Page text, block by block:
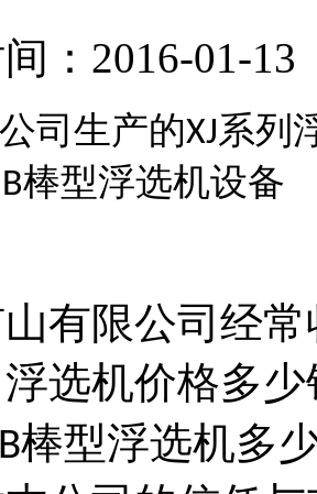
：2016-01-13
司生产的XJ系列
棒型浮选机设备
有限公司经
选机价格多
棒型浮选机多